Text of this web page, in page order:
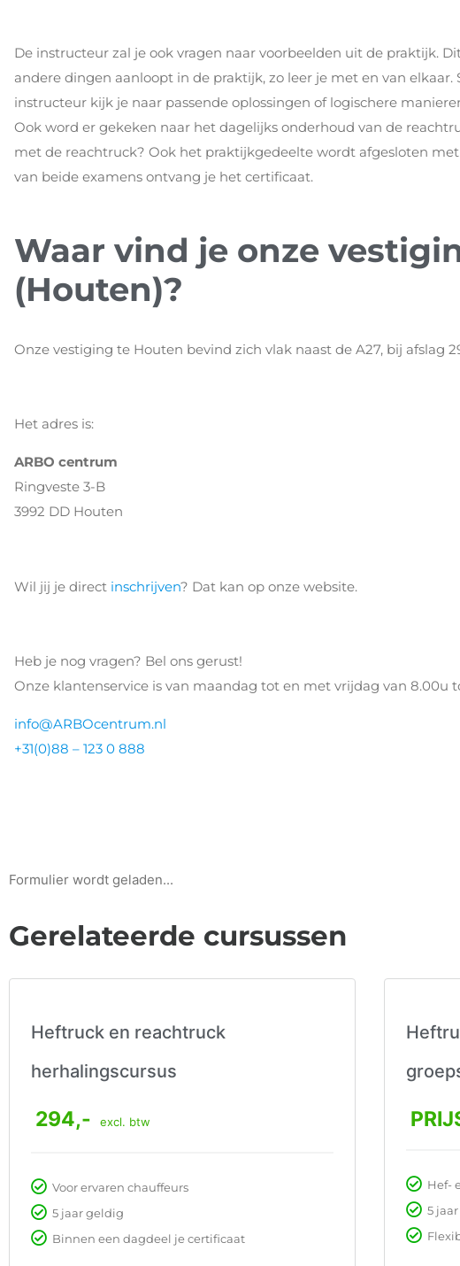
De instructeur zal je ook vragen naar voorbeelden uit de praktijk.
andere dingen aanloopt in de praktijk, zo leer je met en van
instructeur kijk je naar passende oplossingen of logischere
Ook word er gekeken naar het dagelijks onderhoud van de
met de reachtruck? Ook het praktijkgedeelte wordt afgesloten
van beide examens ontvang je het certificaat.
Waar vind je onze
(Houten)?
Onze vestiging te Houten bevind zich vlak naast de A27, bij afslag
Het adres is:
ARBO centrum
Ringveste 3-B
3992 DD Houten
Wil jij je direct inschrijven? Dat kan op onze website.
Heb je nog vragen? Bel ons gerust!
Onze klantenservice is van maandag tot en met vrijdag van 8.00u
info@ARBOcentrum.nl
+31(0)88 – 123 0 888
Formulier wordt geladen...
Gerelateerde cursussen
Heftruck en reachtruck
herhalingscursus
294,- excl. btw
Voor ervaren chauffeurs
5 jaar geldig
Binnen een dagdeel je certificaat
Hef-
5